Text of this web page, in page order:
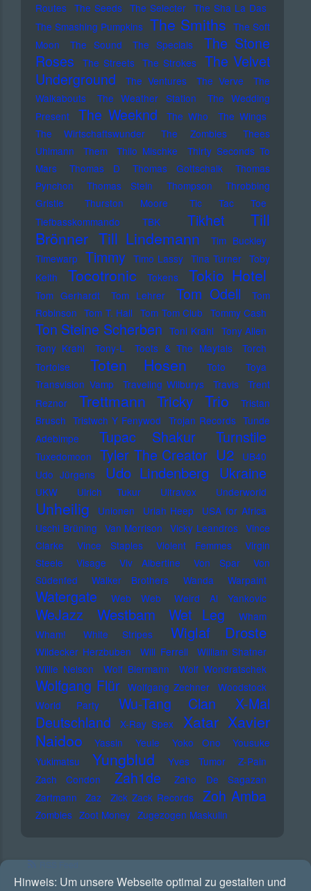
Routes The Seeds The Selecter The Sha La Das
The Smashing Pumpkins The Smiths The Soft
Moon
The Sound The Specials
The Stone
Roses
The Streets The Strokes
The Velvet
Underground
The Ventures The Verve
The
Walkabouts
The Weather Station
The Wedding
Present
The Weeknd The Who
The Wings
The Wirtschaftswunder
The Zombies
Thees
Uhlmann
Them Thilo Mischke
Thirty Seconds To
Mars
Thomas D Thomas Gottschalk
Thomas
Pynchon
Thomas Stein Thompson
Throbbing
Gristle
Thurston Moore
Tic Tac Toe
Tiefbasskommando TBK
Tikhet
Till
Brönner Till Lindemann
Tim Buckley
Timewarp Timmy Timo Lassy Tina Turner Toby
Keith
Tocotronic Tokens Tokio Hotel
Tom Gerhardt Tom Lehrer Tom Odell
Tom
Robinson Tom T. Hall Tom Tom Club Tommy Cash
Ton Steine Scherben Toni Krahl Tony Allen
Tony Krahl
Tony-L Toots & The Maytals
Torch
Tortoise
Toten Hosen Toto
Toya
Transvision Vamp
Traveling Wilburys Travis
Trent
Reznor
Trettmann Tricky Trio
Tristan
Brusch Tristwch Y Fenywod Trojan Records Tunde
Adebimpe
Tupac Shakur Turnstile
Tuxedomoon Tyler The Creator U2
UB40
Udo Jürgens
Udo Lindenberg Ukraine
UKW Ulrich Tukur Ultravox Underworld
Unheilig Unionen Uriah Heep
USA for Africa
Uschi Brüning Van Morrison Vicky Leandros Vince
Clarke
Vince Staples Violent Femmes
Virgin
Steele
Visage Viv Albertine Von Spar
Von
Südenfed
Walker Brothers Wanda Warpaint
Watergate Web Web Weird Al Yankovic
WeJazz Westbam Wet Leg
Wham
Wham!
White Stripes Wiglaf Droste
Wildecker Herzbuben Will Ferrell
William Shatner
Willie Nelson
Wolf Biermann Wolf Wondratschek
Wolfgang Flür Wolfgang Zechner
Woodstock
World Party
Wu-Tang Clan
X-Mal
Deutschland
X-Ray Spex Xatar Xavier
Naidoo
Yassin Yeule Yoko Ono
Yousuke
Yukimatsu
Yungblud Yves Tumor
Z-Pain
Zach Condon
Zah1de
Zaho De Sagazan
Zartmann
Zaz Zick Zack Records Zoh Amba
Zombies Zoot Money Zugezogen Maskulin
Hinweis: Um unsere Webseite optimal zu gestalten und